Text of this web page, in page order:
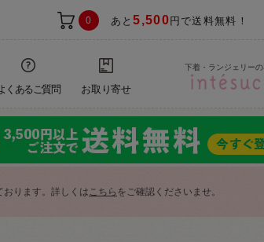
0 あと5,500 円で送料無料！
くあるご質問 お取り寄せ
下着・ランジェリー
ります。詳しくはこちら をご確認くださいませ。